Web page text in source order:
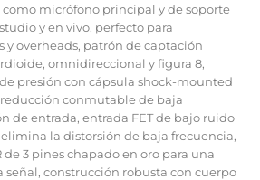
micrófono principal y de soporte
y en vivo, perfecto para
y overheads, patrón de captación
omnidireccional y figura 8,
presión con cápsula shock-mounted
conmutable de baja
de entrada, entrada FET de bajo ruido
la distorsión de baja frecuencia,
3 pines chapado en oro para una
construcción robusta con cuerpo